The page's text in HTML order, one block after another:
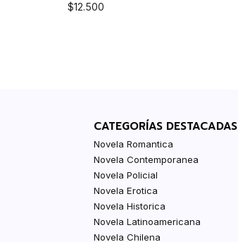
$12.500
CATEGORÍAS DESTACADAS
Novela Romantica
Novela Contemporanea
Novela Policial
Novela Erotica
Novela Historica
Novela Latinoamericana
Novela Chilena